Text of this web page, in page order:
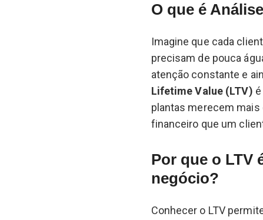
O que é
Imagine que cada
precisam de pouca
atenção constante e
Lifetime Value (LTV)
plantas merecem mais
financeiro que um
Por que o LTV
negócio?
Conhecer o LTV